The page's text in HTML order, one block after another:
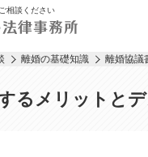
相談ください
離婚の基礎知識 離婚協議
るメリットと